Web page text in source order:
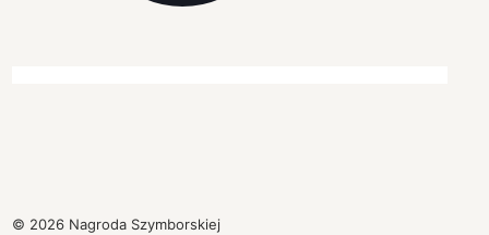
© 2026 Nagroda Szymborskiej